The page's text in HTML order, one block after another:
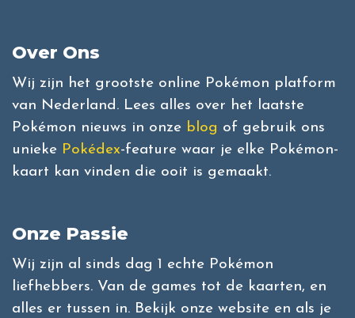
Over Ons
Wij zijn het grootste online Pokémon platform
van Nederland. Lees alles over het laatste
Pokémon nieuws in onze blog of gebruik ons
unieke Pokédex-feature waar je elke Pokémon-
kaart kan vinden die ooit is gemaakt.
Onze Passie
Wij zijn al sinds dag 1 echte Pokémon
liefhebbers. Van de games tot de kaarten, en
alles er tussen in. Bekijk onze website en als je